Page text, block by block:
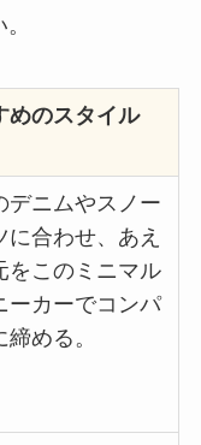
めのスタイル
デニムやスノー
に合わせ、あえ
をこのミニマル
ーカーでコンパ
締める。